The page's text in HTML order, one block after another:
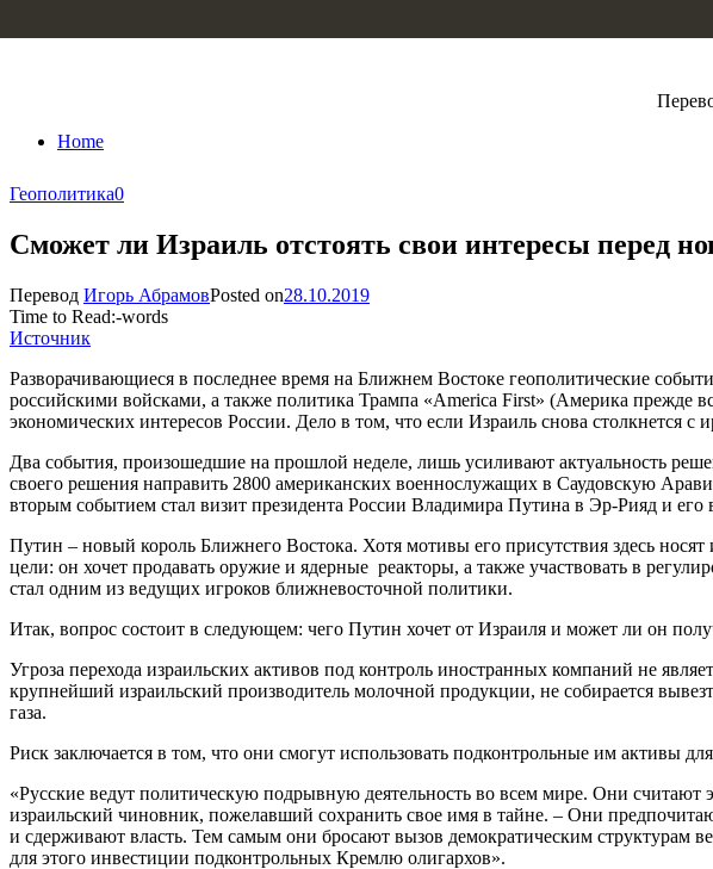
Home
Геополитика0
Сможет ли Израиль отстоять свои интересы перед
Перевод Игорь АбрамовPosted on28.10.2019
Time to Read:-words
Источник
Разворачивающиеся в последнее время на Ближнем Востоке геополитические
российскими войсками, а также политика Трампа «America First» (Америка прежде
экономических интересов России. Дело в том, что если Израиль снова столкнется
Два события, произошедшие на прошлой неделе, лишь усиливают актуальность
своего решения направить 2800 американских военнослужащих в Саудовскую
вторым событием стал визит президента России Владимира Путина в Эр-Рияд и
Путин – новый король Ближнего Востока. Хотя мотивы его присутствия здесь
цели: он хочет продавать оружие и ядерные реакторы, а также участвовать в
стал одним из ведущих игроков ближневосточной политики.
Итак, вопрос состоит в следующем: чего Путин хочет от Израиля и может ли он
Угроза перехода израильских активов под контроль иностранных компаний не
крупнейший израильский производитель молочной продукции, не собирается
газа.
Риск заключается в том, что они смогут использовать подконтрольные им активы
«Русские ведут политическую подрывную деятельность во всем мире. Они
израильский чиновник, пожелавший сохранить свое имя в тайне. – Они
и сдерживают власть. Тем самым они бросают вызов демократическим структурам
для этого инвестиции подконтрольных Кремлю олигархов».